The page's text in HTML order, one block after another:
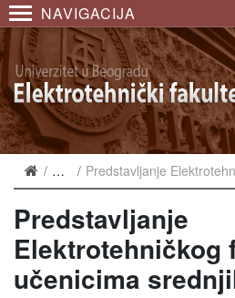
NAVIGACIJA
Vesti Predstavljanje Elektrotehničkog
Predstavljanje
Elektrotehničkog
učenicima